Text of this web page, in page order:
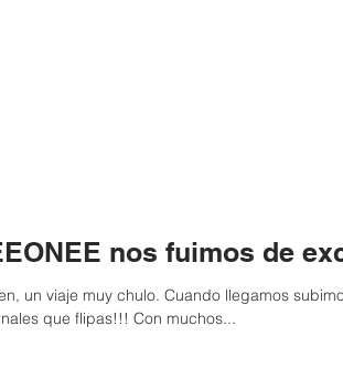
nos fuimos de
de
que flipas!!! Con muchos...